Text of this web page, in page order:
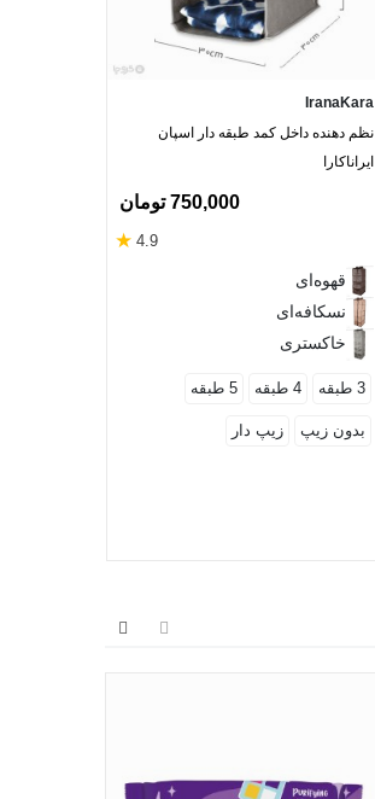
IranaKara
نظم دهنده داخل کمد طبقه دار اسپان
ایراناکارا
750,000 تومان
4.9
★
قهوه‌ای
نسکافه‌ای
خاکستری
3 طبقه 4 طبقه 5 طبقه
بدون زیپ زیپ دار